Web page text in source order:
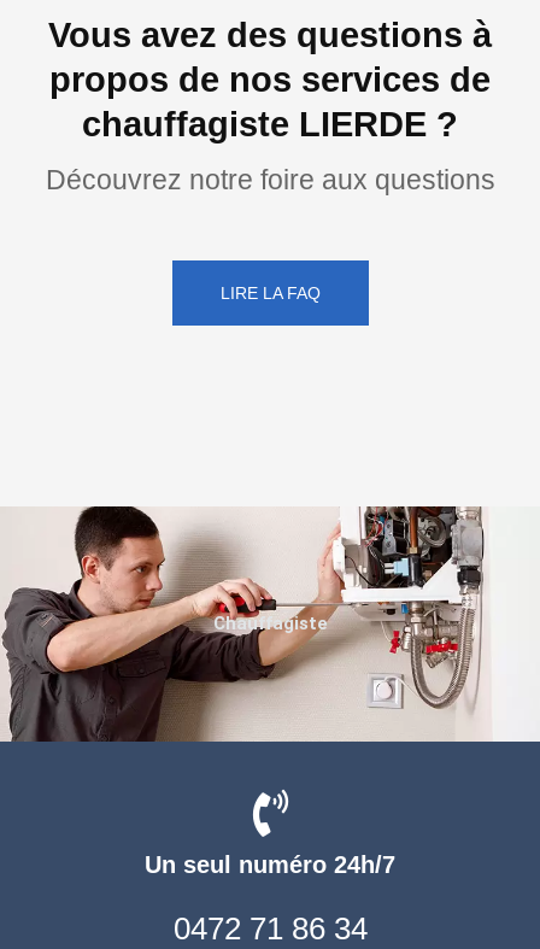
Vous avez des questions à
propos de nos services de
chauffagiste LIERDE ?
Découvrez notre foire aux questions
LIRE LA FAQ
Un seul numéro 24h/7
0472 71 86 34
Chauffagiste